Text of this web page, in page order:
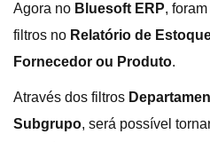
Agora no Bluesoft ERP,
filtros no Relatório de
Fornecedor ou Produto.
Através dos filtros
Subgrupo, será possível